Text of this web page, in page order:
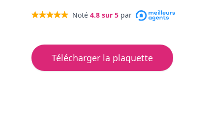
Noté 4.8 sur 5 par
Télécharger la plaquette